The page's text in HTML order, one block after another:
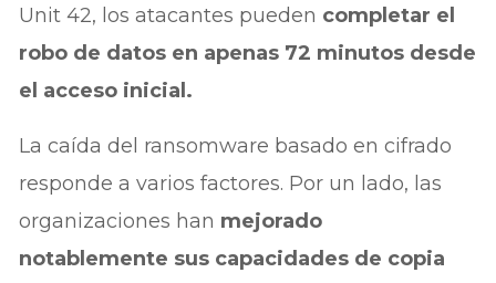
Unit 42, los atacantes pueden completar el
robo de datos en apenas 72 minutos desde
el acceso inicial.
La caída del ransomware basado en cifrado
responde a varios factores. Por un lado, las
organizaciones han mejorado
notablemente sus capacidades de copia